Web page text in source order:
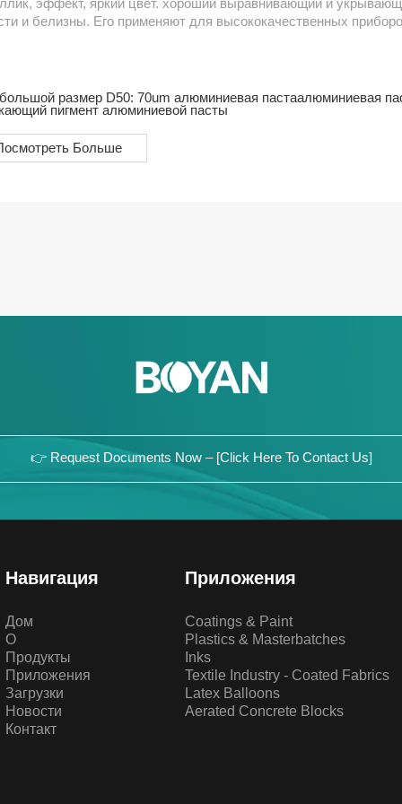
эффект, яркий цвет. хороший выравнивающий и
и белизны. Его применяют для высококачественных
размер D50: 70um алюминиевая пастаалюминиевая
пигмент алюминиевой пасты
Больше
👉 Request Documents Now – [Click Here To Contact Us]
Навигация
Дом
О
Продукты
Приложения
Загрузки
Новости
Контакт
Приложения
Coatings & Paint
Plastics & Masterbatches
Inks
Textile Industry - Coated Fabrics
Latex Balloons
Aerated Concrete Blocks